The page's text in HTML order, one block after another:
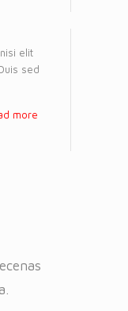
elit
sed
more